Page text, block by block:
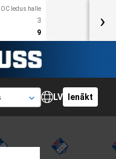
OC ledus halle
3
9
›
LV Ienākt